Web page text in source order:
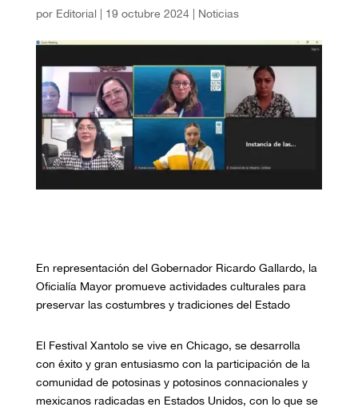
por Editorial| 19 octubre 2024| Noticias
En representación del Gobernador Ricardo Gallardo, la
Oficialía Mayor promueve actividades culturales para
preservar las costumbres y tradiciones del Estado
El Festival Xantolo se vive en Chicago, se desarrolla
con éxito y gran entusiasmo con la participación de la
comunidad de potosinas y potosinos connacionales y
mexicanos radicadas en Estados Unidos, con lo que se